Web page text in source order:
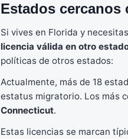
Estados
Si vives en Florida y
licencia válida en otro
políticas de otros estados:
Actualmente, más de 18
estatus migratorio. Los más
Connecticut.
Estas licencias se marcan